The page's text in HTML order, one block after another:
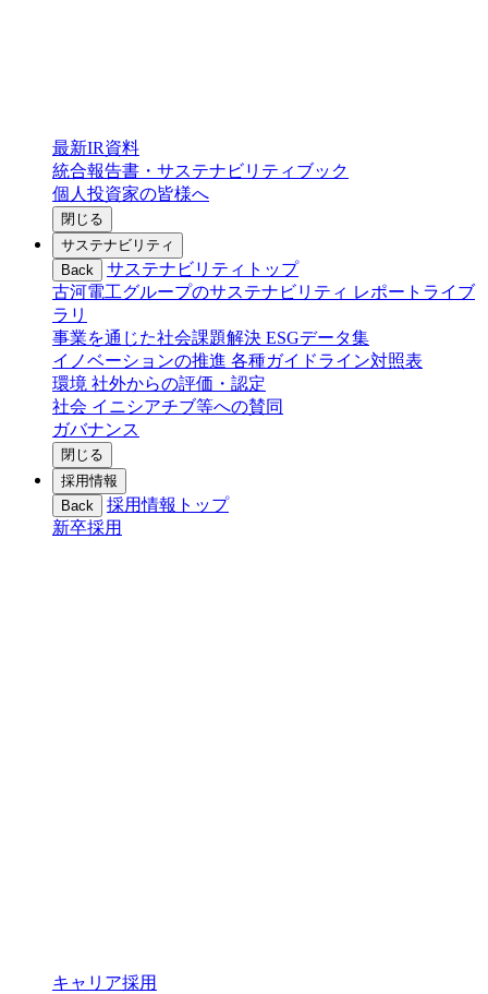
最新IR資料
統合報告書・サステナビリティブック
個人投資家の皆様へ
閉じる
サステナビリティ
Back
サステナビリティトップ
古河電工グループのサステナビリティ レポートライブ
ラリ
事業を通じた社会課題解決 ESGデータ集
イノベーションの推進 各種ガイドライン対照表
環境 社外からの評価・認定
社会 イニシアチブ等への賛同
ガバナンス
閉じる
採用情報
Back
採用情報トップ
新卒採用
キャリア採用